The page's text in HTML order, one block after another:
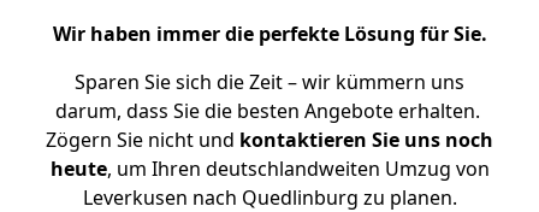
Wir haben immer die perfekte Lösung für Sie.
Sparen Sie sich die Zeit – wir kümmern uns
darum, dass Sie die besten Angebote erhalten.
Zögern Sie nicht und kontaktieren Sie uns noch
heute, um Ihren deutschlandweiten Umzug von
Leverkusen nach Quedlinburg zu planen.